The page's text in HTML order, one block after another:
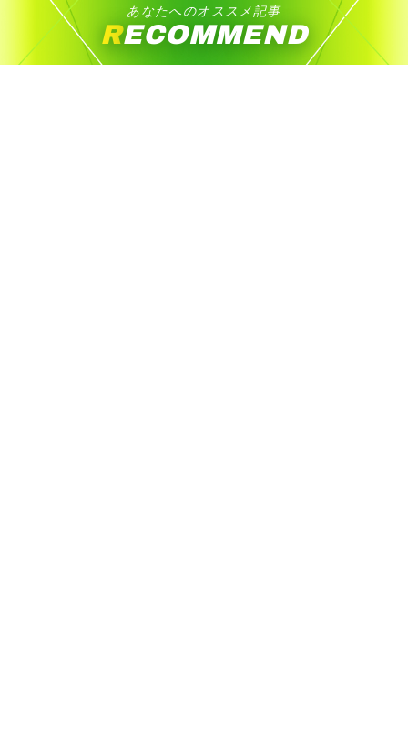
あなたへのオススメ記事
RECOMMEND